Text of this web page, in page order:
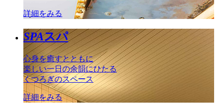
詳細をみる
SPAスパ
心身を癒すとともに
楽しい一日の余韻にひたる
くつろぎのスペース
詳細をみる